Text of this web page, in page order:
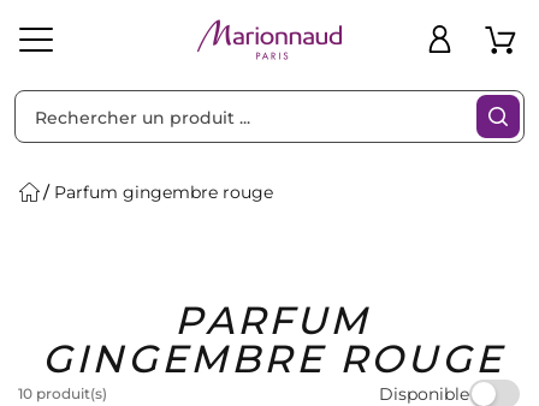
Homme Marques Idées
Cadeaux
Parfum gingembre rouge
PARFUM
GINGEMBRE ROUGE
10 produit(s) Disponible
Filtres